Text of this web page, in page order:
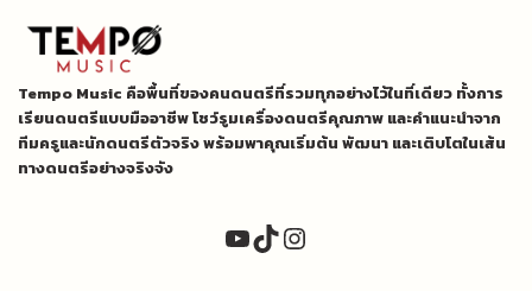
Tempo Music คือพื้นที่ของคนดนตรีที่รวมทุกอย่างไว้ในที่เดียว ทั้งการ
เรียนดนตรีแบบมืออาชีพ โชว์รูมเครื่องดนตรีคุณภาพ และคำแนะนำจาก
ทีมครูและนักดนตรีตัวจริง พร้อมพาคุณเริ่มต้น พัฒนา และเติบโตในเส้น
ทางดนตรีอย่างจริงจัง
YouTube
TikTok
Instagram